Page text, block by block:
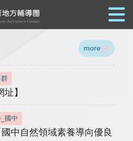
more
】
國中
中自然領域素養導向優良